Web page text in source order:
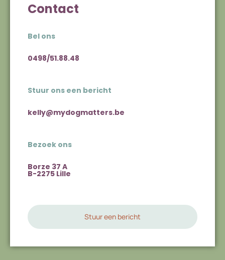
Contact
Bel ons
0498/51.88.48
Stuur ons een bericht
kelly@mydogmatters.be
Bezoek ons
Borze 37 A
B-2275 Lille
Stuur een bericht